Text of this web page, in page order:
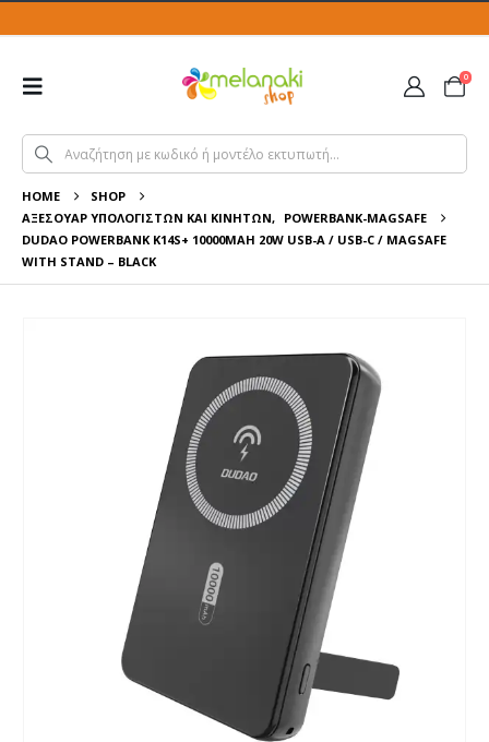
0
HOME
SHOP
ΑΞΕΣΟΥΆΡ ΥΠΟΛΟΓΙΣΤΏΝ ΚΑΙ ΚΙΝΗΤΏΝ, POWERBANK-MAGSAFE
DUDAO POWERBANK K14S+ 10000MAH 20W USB-A / USB-C / MAGSAFE
WITH STAND – BLACK